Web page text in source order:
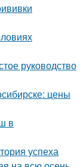
руководство
цены
в
успеха